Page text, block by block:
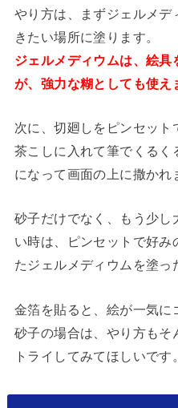
やり方は、まずジェルメ
きたい場所に塗ります。
ジェルメディウムは、絵
が、強力な糊としても使え
次に、切廻しをピンセッ
茶こしに入れて筆でくる
になって画面の上に撒かれ
砂子だけでなく、もう少
い時は、ピンセットで好
たジェルメディウムを塗っ
金箔を貼ると、絵が一気に
砂子の場合は、やり方も
トライしてみてほしいです。